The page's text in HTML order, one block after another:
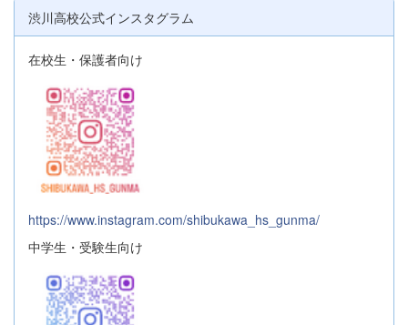
渋川高校公式インスタグラム
在校生・保護者向け
https://www.instagram.com/shibukawa_hs_gunma/
中学生・受験生向け